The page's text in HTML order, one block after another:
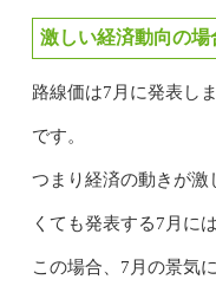
激しい経済動向の場
路線価は7月に発表し
です。
つまり経済の動きが激
くても発表する7月に
この場合、7月の景気